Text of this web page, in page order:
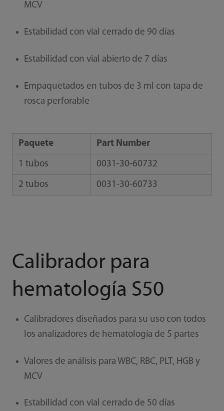
MCV
Estabilidad con vial cerrado de 90 días
Estabilidad con vial abierto de 7 días
Empaquetados en tubos de 3 ml con tapa de
rosca perforable
Paquete Part Number
1 tubos 0031-30-60732
2 tubos 0031-30-60733
Calibrador para
hematología S50
Calibradores diseñados para su uso con todos
los analizadores de hematología de 5 partes
Valores de análisis para WBC, RBC, PLT, HGB y
MCV
Estabilidad con vial cerrado de 50 días